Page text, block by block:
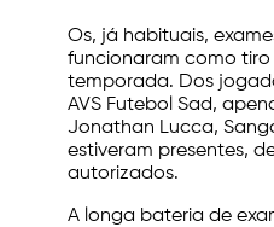
Os, já habituais,
funcionaram como
temporada. Dos
AVS Futebol Sad,
Jonathan Lucca,
estiveram presentes,
autorizados.
A longa bateria de